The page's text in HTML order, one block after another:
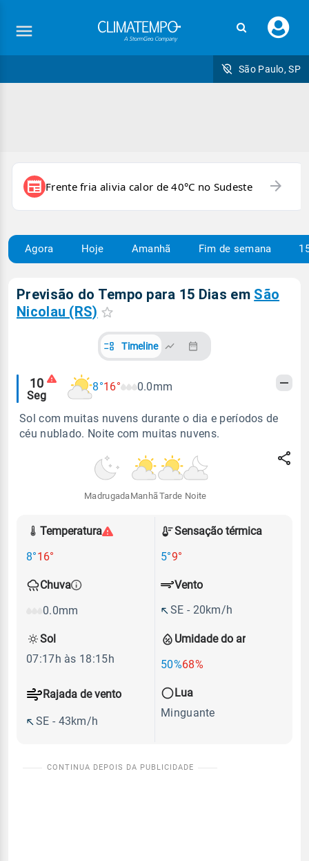
seu
São Paulo, SP
newspaper Frente fria alivia calor de 40°C no Sudeste arrow_forward
Agora Hoje Amanhã Fim de semana
Previsão do Tempo para 15 Dias em São
Nicolau (RS)
Timeline
Alertas
meteorológicos
10
Seg
8°16° 0.0mm
Sol com muitas nuvens durante o dia e períodos de
céu nublado. Noite com muitas nuvens.
Madrugada Manhã Tarde Noite
Temperatura
8°16°
Sensação térmica
5°9°
Chuva
0.0mm
Umidade do ar
50%68%
Vento
SE - 20km/h
Rajada de vento
SE - 43km/h
Sol
07:17h às 18:15h
Lua
Minguante